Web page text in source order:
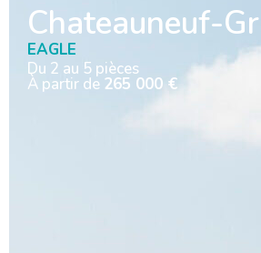
Chateauneuf-
EAGLE
Du 2 au 5 pièces
À partir de 265 000 €